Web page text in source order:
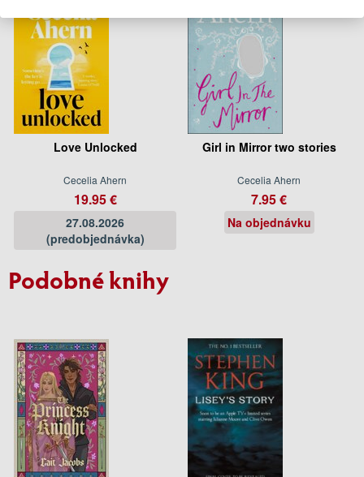
Love Unlocked
Cecelia Ahern
19.95 €
27.08.2026
(predobjednávka)
Girl in Mirror two stories
Cecelia Ahern
7.95 €
Na objednávku
Podobné knihy